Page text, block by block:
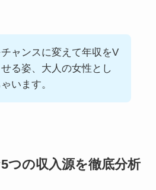
ャンスに変えて年収をV
る姿、大人の女性とし
います。
つの収入源を徹底分析